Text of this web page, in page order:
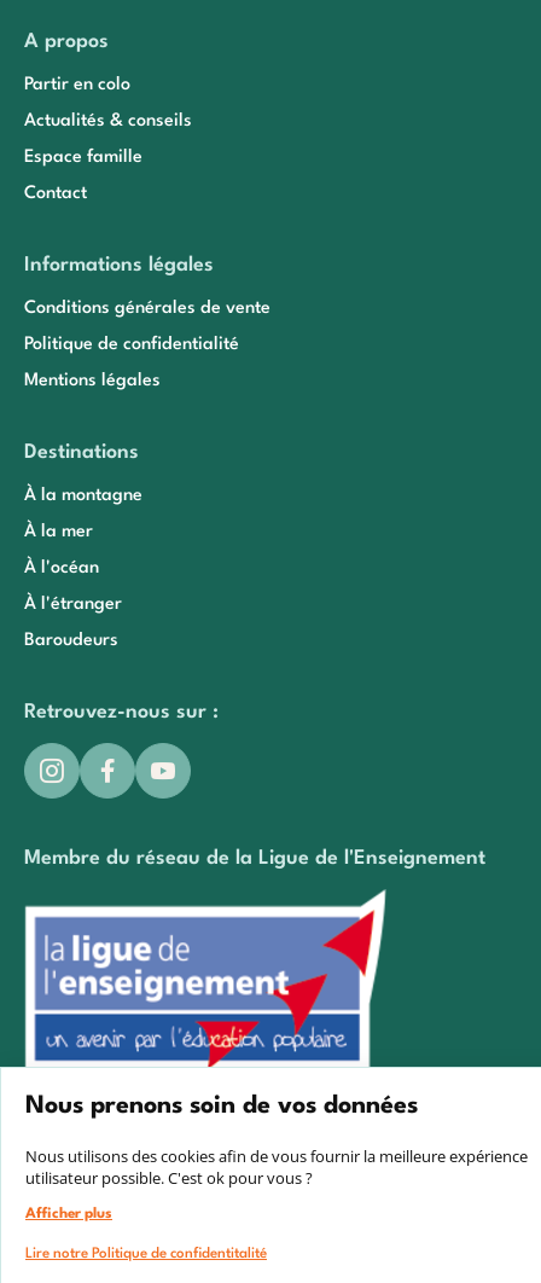
A propos
Partir en colo
Actualités & conseils
Espace famille
Contact
Informations légales
Conditions générales de vente
Politique de confidentialité
Mentions légales
Destinations
À la montagne
À la mer
À l'océan
À l'étranger
Baroudeurs
Retrouvez-nous sur :
Membre du réseau de la Ligue de l'Enseignement
Créé avec passion par Pure illusion
Nous prenons soin de vos données
Nous utilisons des cookies afin de vous fournir la meilleure expérience
utilisateur possible. C'est ok pour vous ?
Afficher plus
Lire notre Politique de confidentitalité